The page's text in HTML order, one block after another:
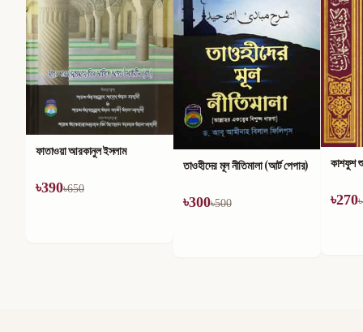
কাশফুশ শুবুহাত
৳270৳450
মহান
৳186